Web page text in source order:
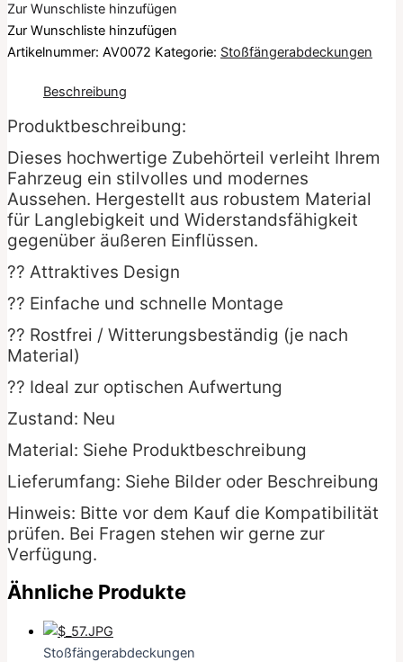
Zur Wunschliste hinzufügen
Zur Wunschliste hinzufügen
Artikelnummer: AV0072 Kategorie: Stoßfängerabdeckungen
Beschreibung
Produktbeschreibung:
Dieses hochwertige Zubehörteil verleiht Ihrem
Fahrzeug ein stilvolles und modernes
Aussehen. Hergestellt aus robustem Material
für Langlebigkeit und Widerstandsfähigkeit
gegenüber äußeren Einflüssen.
?? Attraktives Design
?? Einfache und schnelle Montage
?? Rostfrei / Witterungsbeständig (je nach
Material)
?? Ideal zur optischen Aufwertung
Zustand: Neu
Material: Siehe Produktbeschreibung
Lieferumfang: Siehe Bilder oder Beschreibung
Hinweis: Bitte vor dem Kauf die Kompatibilität
prüfen. Bei Fragen stehen wir gerne zur
Verfügung.
Ähnliche Produkte
Stoßfängerabdeckungen